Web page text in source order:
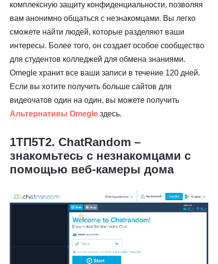
комплексную защиту конфиденциальности, позволяя
вам анонимно общаться с незнакомцами. Вы легко
сможете найти людей, которые разделяют ваши
интересы. Более того, он создает особое сообщество
для студентов колледжей для обмена знаниями.
Omegle хранит все ваши записи в течение 120 дней.
Если вы хотите получить больше сайтов для
видеочатов один на один, вы можете получить
Альтернативы Omegle здесь.
1ТП5Т2. ChatRandom –
знакомьтесь с незнакомцами с
помощью веб-камеры дома